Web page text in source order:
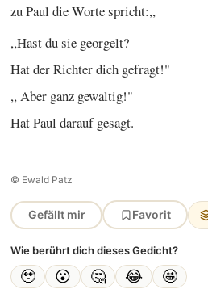
zu Paul die Worte spricht:,,
,,Hast du sie georgelt?
Hat der Richter dich gefragt!"
,, Aber ganz gewaltig!"
Hat Paul darauf gesagt.
© Ewald Patz
Gefällt mir Favorit
Wie berührt dich dieses Gedicht?
🥹 😮 🤔 😂 🤩